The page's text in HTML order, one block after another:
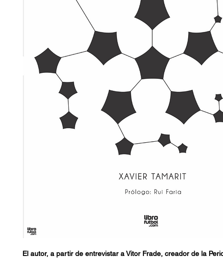
El autor, a partir de entrevistar a Vitor Frade, creador de la